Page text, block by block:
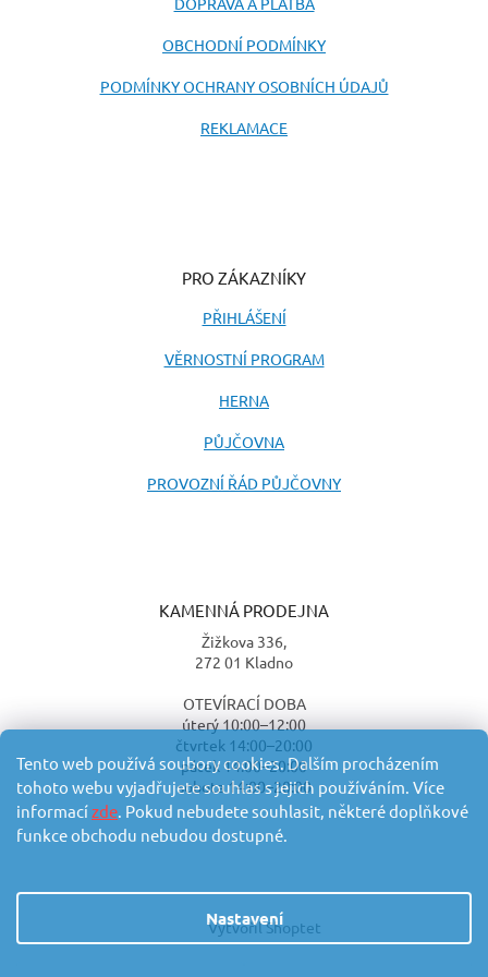
Tento web používá soubory cookies. Dalším procházením
tohoto webu vyjadřujete souhlas s jejich používáním. Více
informacízde. Pokud nebudete souhlasit, některé doplňkové
funkce obchodu nebudou dostupné.
Nastavení
OBCHODNÍ PODMÍNKY
PODMÍNKY OCHRANY OSOBNÍCH ÚDAJŮ
REKLAMACE
PRO ZÁKAZNÍKY
PŘIHLÁŠENÍ
VĚRNOSTNÍ PROGRAM
HERNA
PŮJČOVNA
PROVOZNÍ ŘÁD PŮJČOVNY
KAMENNÁ PRODEJNA
Žižkova 336,
272 01 Kladno
OTEVÍRACÍ DOBA
úterý 10:00–12:00
čtvrtek 14:00–20:00
pátek 14:00–20:00
sobota 14:00–20:00
Vytvořil Shoptet